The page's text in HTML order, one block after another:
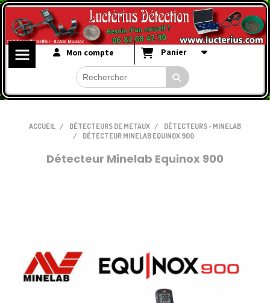
Mon compte Panier
ACCUEIL DÉTECTEURS DE METAUX
DÉTECTEURS - MINELAB
DÉTECTEUR MINELAB EQUINOX 900
Détecteur Minelab Equinox 900